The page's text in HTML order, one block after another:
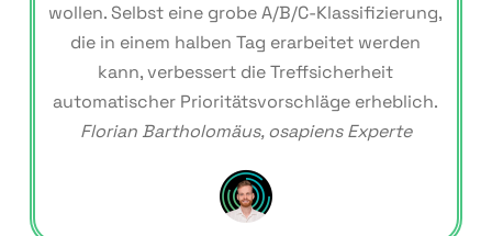
wollen. Selbst eine grobe A/B/C-Klassifizierung,
die in einem halben Tag erarbeitet werden
kann, verbessert die Treffsicherheit
automatischer Prioritätsvorschläge erheblich.
Florian Bartholomäus, osapiens Experte